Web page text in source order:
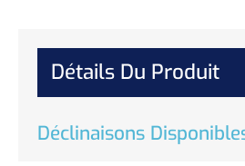
Détails Du Produit
Déclinaisons